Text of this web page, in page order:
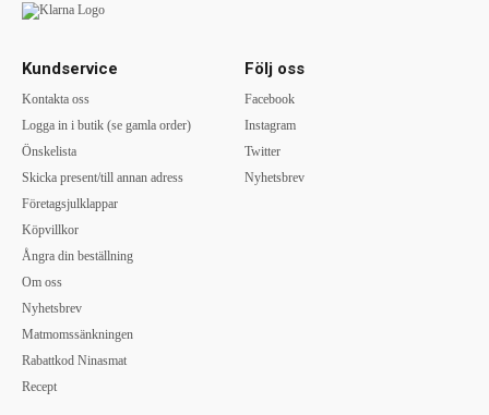
Kundservice
Kontakta oss
Logga in i butik (se gamla order)
Önskelista
Skicka present/till annan adress
Företagsjulklappar
Köpvillkor
Ångra din beställning
Om oss
Nyhetsbrev
Matmomssänkningen
Rabattkod Ninasmat
Recept
Följ oss
Facebook
Instagram
Twitter
Nyhetsbrev